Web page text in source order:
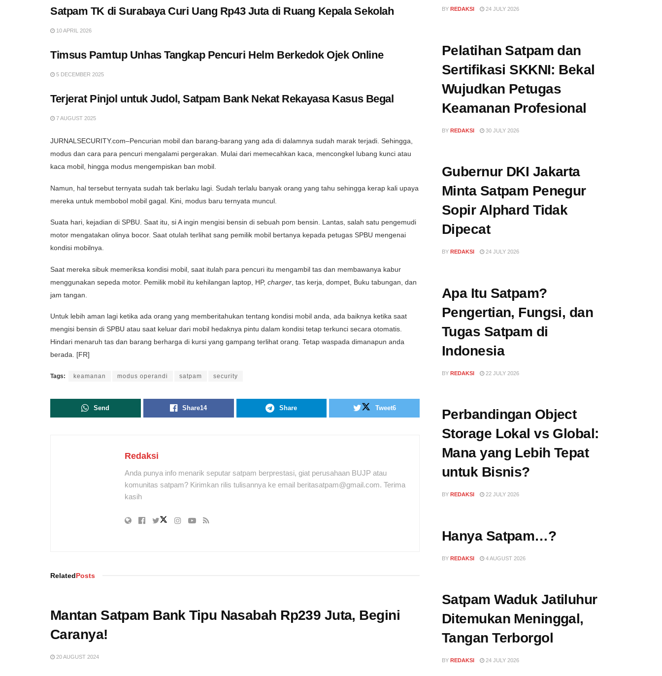
Satpam TK di Surabaya Curi Uang Rp43 Juta di Ruang Kepala Sekolah
10 APRIL 2026
Timsus Pamtup Unhas Tangkap Pencuri Helm Berkedok Ojek Online
5 DECEMBER 2025
Terjerat Pinjol untuk Judol, Satpam Bank Nekat Rekayasa Kasus Begal
7 AUGUST 2025
JURNALSECURITY.com–Pencurian mobil dan barang-barang yang ada di dalamnya sudah marak terjadi. Sehingga,
modus dan cara para pencuri mengalami pergerakan. Mulai dari memecahkan kaca, mencongkel lubang kunci atau
kaca mobil, hingga modus mengempiskan ban mobil.
Namun, hal tersebut ternyata sudah tak berlaku lagi. Sudah terlalu banyak orang yang tahu sehingga kerap kali upaya
mereka untuk membobol mobil gagal. Kini, modus baru ternyata muncul.
Suata hari, kejadian di SPBU. Saat itu, si A ingin mengisi bensin di sebuah pom bensin. Lantas, salah satu pengemudi
motor mengatakan olinya bocor. Saat otulah terlihat sang pemilik mobil bertanya kepada petugas SPBU mengenai
kondisi mobilnya.
Saat mereka sibuk memeriksa kondisi mobil, saat itulah para pencuri itu mengambil tas dan membawanya kabur
menggunakan sepeda motor. Pemilik mobil itu kehilangan laptop, HP, charger , tas kerja, dompet, Buku tabungan, dan
jam tangan.
Untuk lebih aman lagi ketika ada orang yang memberitahukan tentang kondisi mobil anda, ada baiknya ketika saat
mengisi bensin di SPBU atau saat keluar dari mobil hedaknya pintu dalam kondisi tetap terkunci secara otomatis.
Hindari menaruh tas dan barang berharga di kursi yang gampang terlihat orang. Tetap waspada dimanapun anda
berada. [FR]
Tags: keamanan modus operandi satpam security
Send Share14 Share Tweet6
Redaksi
Anda punya info menarik seputar satpam berprestasi, giat perusahaan BUJP atau
komunitas satpam? Kirimkan rilis tulisannya ke email beritasatpam@gmail.com. Terima
kasih
RelatedPosts
Mantan Satpam Bank Tipu Nasabah Rp239 Juta, Begini
Caranya!
20 AUGUST 2024
BY REDAKSI 24 JULY 2026
Pelatihan Satpam dan
Sertifikasi SKKNI: Bekal
Wujudkan Petugas
Keamanan Profesional
BY REDAKSI 30 JULY 2026
Gubernur DKI Jakarta
Minta Satpam Penegur
Sopir Alphard Tidak
Dipecat
BY REDAKSI 24 JULY 2026
Apa Itu Satpam?
Pengertian, Fungsi, dan
Tugas Satpam di
Indonesia
BY REDAKSI 22 JULY 2026
Perbandingan Object
Storage Lokal vs Global:
Mana yang Lebih Tepat
untuk Bisnis?
BY REDAKSI 22 JULY 2026
Hanya Satpam…?
BY REDAKSI 4 AUGUST 2026
Satpam Waduk Jatiluhur
Ditemukan Meninggal,
Tangan Terborgol
BY REDAKSI 24 JULY 2026